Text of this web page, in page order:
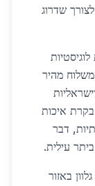
שדרוג
מהיר
איכות
דבר
עילית.
באזור